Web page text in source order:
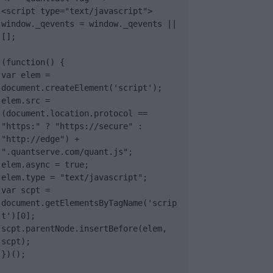
<script type="text/javascript">
window._qevents = window._qevents ||
[];
(function() {
var elem =
document.createElement('script');
elem.src =
(document.location.protocol ==
"https:" ? "https://secure" :
"http://edge") +
".quantserve.com/quant.js";
elem.async = true;
elem.type = "text/javascript";
var scpt =
document.getElementsByTagName('scrip
t')[0];
scpt.parentNode.insertBefore(elem,
scpt);
})();